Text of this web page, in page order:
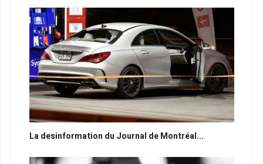
La desinformation du Journal de Montréal...